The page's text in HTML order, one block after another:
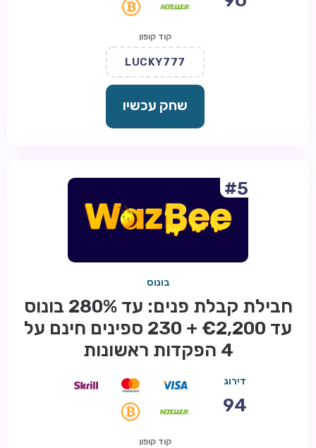
קוד קופון
LUCKY777
שחק עכשיו
#5
בונוס
חבילת קבלת פנים: עד 280% בונוס
עד €2,200 + 230 ספינים חינם על
4 הפקדות ראשונות
דירוג
94
קוד קופון